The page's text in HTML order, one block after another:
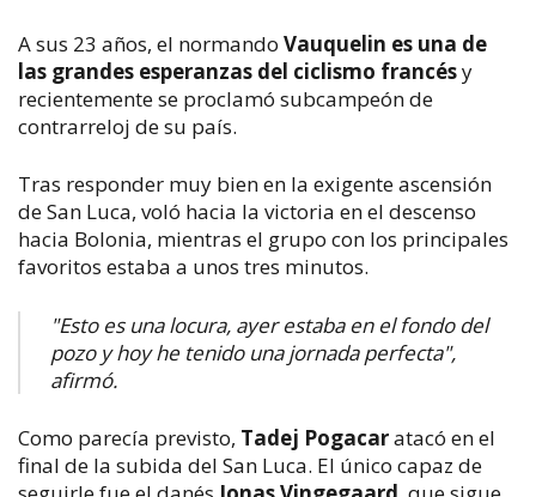
A sus 23 años, el normando Vauquelin es una de
las grandes esperanzas del ciclismo francésy
recientemente se proclamó subcampeón de
contrarreloj de su país.
Tras responder muy bien en la exigente ascensión
de San Luca, voló hacia la victoria en el descenso
hacia Bolonia, mientras el grupo con los principales
favoritos estaba a unos tres minutos.
"Esto es una locura, ayer estaba en el fondo del
pozo y hoy he tenido una jornada perfecta",
afirmó.
Como parecía previsto, Tadej Pogacaratacó en el
final de la subida del San Luca. El único capaz de